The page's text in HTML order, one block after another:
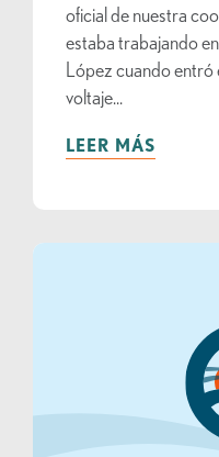
oficial de nuestra
estaba trabajando
López cuando
voltaje...
LEER MÁS